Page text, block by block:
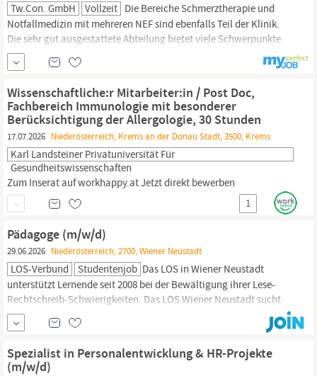
Tw.con. GmbH Vollzeit Die Bereiche Schmerztherapie und
Notfallmedizin mit mehreren NEF sind ebenfalls Teil der Klinik.
Die sehr gut ausgestattete Abteilung bietet viele Schwerpunkte
an, sodass für Sie als Facharzt für Anästhesie (m/w/d)
Spezialisierungsmöglichkeiten bestehen. Darüber hinaus können
Wissenschaftliche:r Mitarbeiter:in / Post Doc,
Fachbereich Immunologie mit besonderer
Berücksichtigung der Allergologie, 30 Stunden
17.07.2026 Niederösterreich, Krems an der Donau Stadt, 3500, Krems
Karl Landsteiner Privatuniversität Für
Gesundheitswissenschaften
Zum Inserat auf workhappy.at Jetzt direkt bewerben
1
Pädagoge (m/w/d)
29.06.2026 Niederösterreich, 2700, Wiener Neustadt
LOS-Verbund Studentenjob Das LOS in Wiener Neustadt
unterstützt Lernende seit 2008 bei der Bewältigung ihrer Lese-
Rechtschreib-Schwierigkeiten. Das LOS Wiener Neustadt sucht
zur Verstärkung des Teams am Standort Wiener Neustadt in
absehbarer Zeit einen Pädagogen (m/w/d) auf Honorarbasis.
Erfolg regelmäßig überprüft.
Spezialist in Personalentwicklung & HR-Projekte
(m/w/d)